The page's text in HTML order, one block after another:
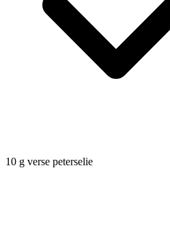
10 g verse peterselie